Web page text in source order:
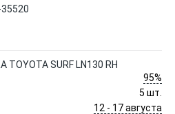
SURF LN130 RH
95%
5 шт.
12 - 17 августа